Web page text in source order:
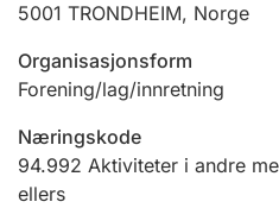
Ektepaktveileder
5001 TRONDHEIM, Norge
Organisasjonsform
Forening/lag/innretning
Næringskode
94.992 Aktiviteter i andre
ellers